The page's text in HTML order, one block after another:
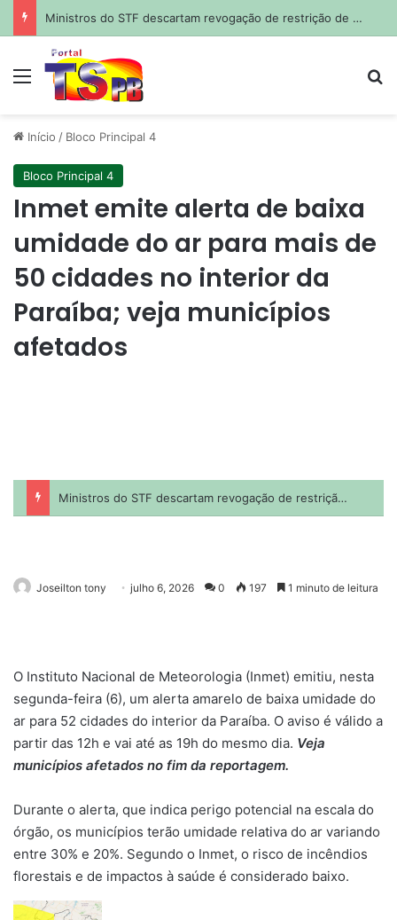
Seinfra realiza serviços de tapa-buraco em quase 50 bairros nesta quinta-feira
Menu
Início / Bloco Principal 4
Bloco Principal 4
Inmet emite alerta de baixa
umidade do ar para mais de
50 cidades no interior da
Paraíba; veja municípios
afetados
Joseilton tony julho 6, 2026 0 197 1 minuto de leitura
O Instituto Nacional de Meteorologia (Inmet) emitiu, nesta
segunda-feira (6), um alerta amarelo de baixa umidade do
ar para 52 cidades do interior da Paraíba. O aviso é válido a
partir das 12h e vai até as 19h do mesmo dia. Veja
municípios afetados no fim da reportagem.
Durante o alerta, que indica perigo potencial na escala do
órgão, os municípios terão umidade relativa do ar variando
entre 30% e 20%. Segundo o Inmet, o risco de incêndios
florestais e de impactos à saúde é considerado baixo.